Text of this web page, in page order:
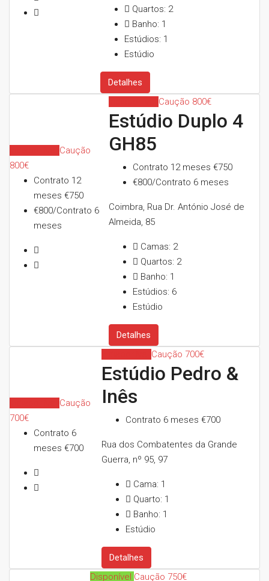
Quartos: 2
Banho: 1
Estúdios: 1
Estúdio
Detalhes
Caução
800€
Contrato 12
meses €750
€800/Contrato 6
meses
Caução 800€
Estúdio Duplo 4
GH85
Contrato 12 meses€750
€800/Contrato 6 meses
Coimbra, Rua Dr. António José de
Almeida, 85
Camas: 2
Quartos: 2
Banho: 1
Estúdios: 6
Estúdio
Detalhes
Caução
700€
Contrato 6
meses €700
Caução 700€
Estúdio Pedro &
Inês
Contrato 6 meses€700
Rua dos Combatentes da Grande
Guerra, nº 95, 97
Cama: 1
Quarto: 1
Banho: 1
Estúdio
Detalhes
Disponível Caução 750€